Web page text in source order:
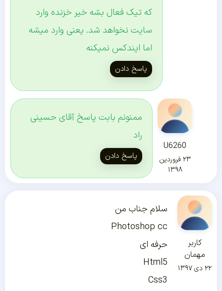
که تیک فعال بشه خیر خزنده وارد
سایت نخواهد شد. یعنی وارد میشه
اما ایندکس نمیکنه
پاسخ دادن
U6260
۲۳ فروردین
۱۳۹۸
ممنونم بابت پاسخ آقای حسینی
راد
پاسخ دادن
کاربر
مهمان
۲۲ دی ۱۳۹۷
سلام جناب من
Photoshop cc
حرفه ای
Html5
Css3